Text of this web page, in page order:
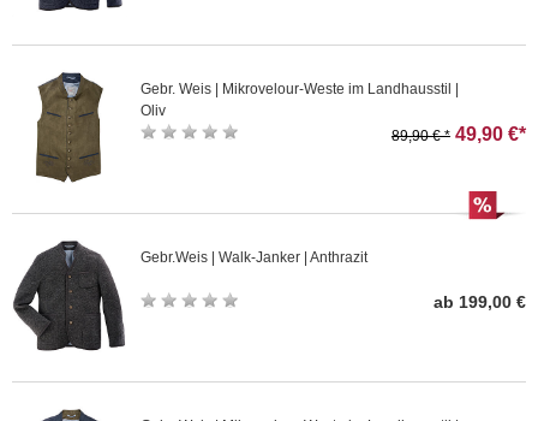
Gebr. Weis | Mikrovelour-Weste im Landhausstil |
Oliv
89,90 € * 49,90 €*
Gebr.Weis | Walk-Janker | Anthrazit
ab 199,00 €